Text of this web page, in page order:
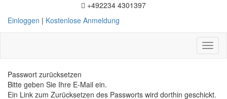
+492234 4301397
Einloggen | Kostenlose Anmeldung
Passwort zurücksetzen
Bitte geben Sie Ihre E-Mail ein.
Ein Link zum Zurücksetzen des Passworts wird dorthin geschickt.